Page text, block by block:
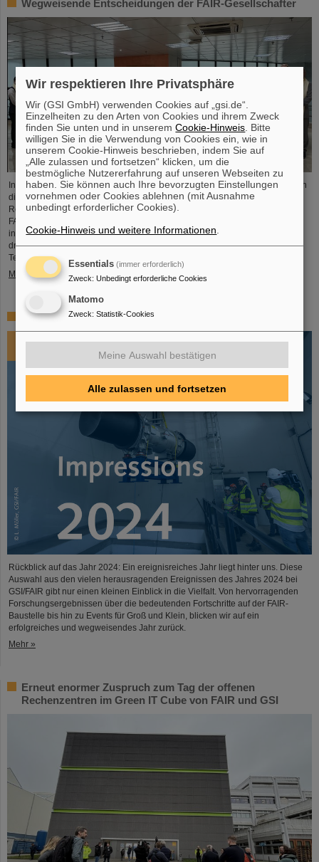
Wegweisende Entscheidungen der FAIR-Gesellschafter
In einer äußerst konstruktiven und zielführenden FAIR-Council Sitzung haben
die Gesellschafter von FAIR wegweisende Entscheidungen für die weitere
Realisierung und zukünftige Inbetriebnahme der FAIR-Anlage getroffen. Das
FAIR-Council Meeting fand am 3. und 4. Dezember 2024 erstmals beim
indischen Gesellschafter, dem Bose-Institut in Kalkutta statt. Indien ist der
drittgrößte Gesellschafter der FAIR GmbH und ein herausragend wichtiger
Technologie- und Wissenschaftspartner. Auf dem FAIR-Council…
Mehr »
Impressionen 2024
Rückblick auf das Jahr 2024: Ein ereignisreiches Jahr liegt hinter uns. Diese
Auswahl aus den vielen herausragenden Ereignissen des Jahres 2024 bei
GSI/FAIR gibt nur einen kleinen Einblick in die Vielfalt. Von hervorragenden
Forschungsergebnissen über die bedeutenden Fortschritte auf der FAIR-
Baustelle bis hin zu Events für Groß und Klein, blicken wir auf ein
erfolgreiches und wegweisendes Jahr zurück.
Mehr »
Erneut enormer Zuspruch zum Tag der offenen
Rechenzentren im Green IT Cube von FAIR und GSI
Wir respektieren Ihre Privatsphäre
Wir (GSI GmbH) verwenden Cookies auf „gsi.de“.
Einzelheiten zu den Arten von Cookies und ihrem Zweck
finden Sie unten und in unseremCookie-Hinweis . Bitte
willigen Sie in die Verwendung von Cookies ein, wie in
unserem Cookie-Hinweis beschrieben, indem Sie auf
„Alle zulassen und fortsetzen“ klicken, um die
bestmögliche Nutzererfahrung auf unseren Webseiten zu
haben. Sie können auch Ihre bevorzugten Einstellungen
vornehmen oder Cookies ablehnen (mit Ausnahme
unbedingt erforderlicher Cookies).
Cookie-Hinweis und weitere Informationen
Essentials (immer erforderlich)
Zweck: Unbedingt erforderliche Cookies
Matomo
Zweck: Statistik-Cookies
Meine Auswahl bestätigen
Alle zulassen und fortsetzen